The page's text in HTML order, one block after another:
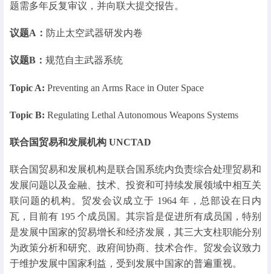
题需多年反复审议，并向联大提交报告。
议题A： 防止太空武器研发内卷
议题B： 规范自主武器系统
Topic A: Preventing an Arms Race in Outer Space
Topic B: Regulating Lethal Autonomous Weapons Systems
联合国贸易和发展机构 UNCTAD
联合国贸易和发展机构是联合国系统内负责综合处理贸易和
发展问题以及金融、技术、投资和可持续发展领域中相互关
联问题的机构。贸发会议成立于 1964 年，总部设在日内
瓦，目前有 195 个成员国。其宗旨是促进所有成员国，特别
是发展中国家的贸易增长和经济发展，其三大支柱职能分别
为政策分析和研究、政府间协商、技术合作。贸发会议致力
于维护发展中国家利益，受到发展中国家的普遍重视。